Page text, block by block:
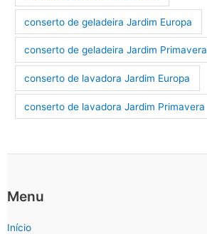
conserto de geladeira Jardim Europa
conserto de geladeira Jardim Primavera
conserto de lavadora Jardim Europa
conserto de lavadora Jardim Primavera
Menu
Início